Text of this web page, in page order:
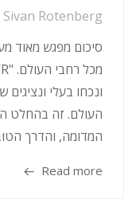
Sivan Rotenberg
סיכום מפגש מאוד
ונכחו בעלי
העולם. זה בהחלט
המדומה, והדרך
Read more